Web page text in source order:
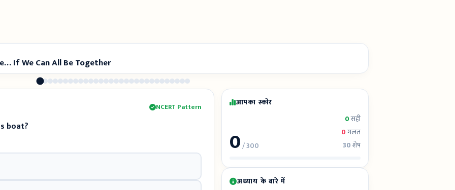
If We Can All Be Together
NCERT Pattern
boat?
आपका स्कोर
0/ 300
0सही
0गलत
30शेष
अध्याय के बारे में